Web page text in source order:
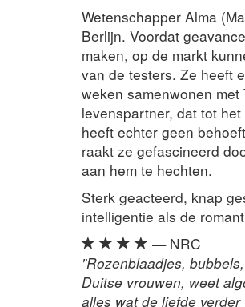
Wetenschapper Alma
Berlijn. Voordat
maken, op de markt
van de testers. Ze heeft
weken samenwonen
levenspartner, dat tot
heeft echter geen
raakt ze gefascineerd
aan hem te hechten.
Sterk geacteerd, knap
intelligentie als de
— NRC
"Rozenblaadjes,
Duitse vrouwen, weet
alles wat de liefde